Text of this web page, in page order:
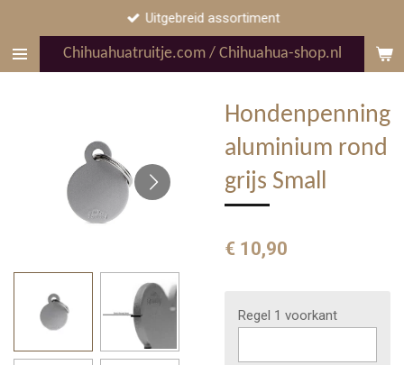
naar
Chihuahuatruitje.com / Chihuahua-shop.nl
Uitgebreid assortiment
Hondenpenning
aluminium rond
grijs Small
€ 10,90
Regel 1 voorkant